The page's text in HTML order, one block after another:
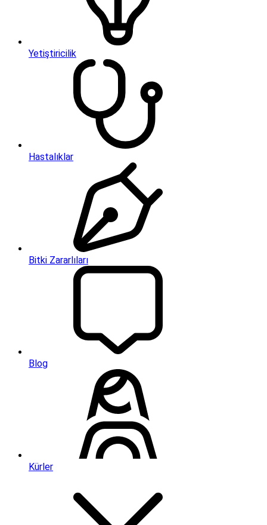
Yetiştiricilik
Hastalıklar
Bitki Zararlıları
Blog
Kürler